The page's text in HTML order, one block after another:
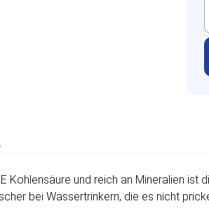
Kohlensäure und reich an Mineralien
bei Wassertrinkern, die es nicht